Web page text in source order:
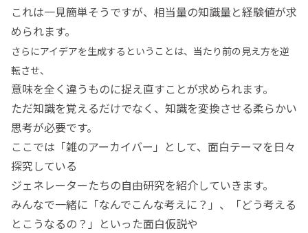
これは一見簡単そうですが、相当量の知識量と経験値が求
められます。
さらにアイデアを生成するということは、当たり前の見え方を逆
転させ、
意味を全く違うものに捉え直すことが求められます。
ただ知識を覚えるだけでなく、知識を変換させる柔らかい
思考が必要です。
ここでは「雑のアーカイバー」として、面白テーマを日々
探究している
ジェネレーターたちの自由研究を紹介していきます。
みんなで一緒に「なんでこんな考えに？」、「どう考える
とこうなるの？」といった面白仮説や